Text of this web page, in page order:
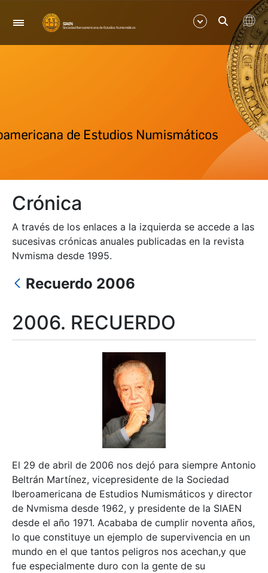
Navigation
Show/Hide
Show/Hide
Show/Hide
Crónica
A través de los enlaces a la izquierda se accede a las
sucesivas crónicas anuales publicadas en la revista
Nvmisma desde 1995.
Recuerdo 2006
2006. RECUERDO
El 29 de abril de 2006 nos dejó para siempre Antonio
Beltrán Martínez, vicepresidente de la Sociedad
Iberoamericana de Estudios Numismáticos y director
de Nvmisma desde 1962, y presidente de la SIAEN
desde el año 1971. Acababa de cumplir noventa años,
lo que constituye un ejemplo de supervivencia en un
mundo en el que tantos peligros nos acechan,y que
fue especialmente duro con la gente de su